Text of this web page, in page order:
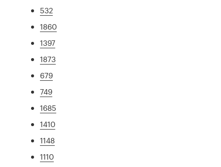
532
1860
1397
1873
679
749
1685
1410
1148
1110